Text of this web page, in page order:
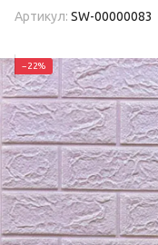
Артикул: SW-00000083
−22%